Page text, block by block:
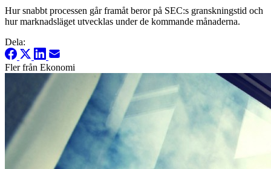
Hur snabbt processen går framåt beror på SEC:s granskningstid och
hur marknadsläget utvecklas under de kommande månaderna.
Dela:
Fler från Ekonomi